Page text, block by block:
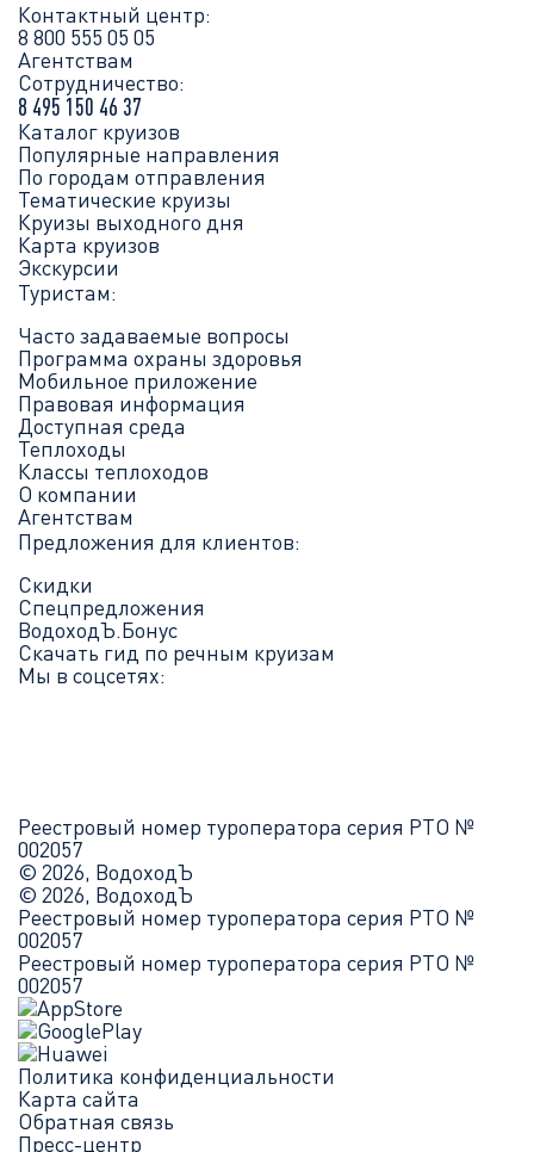
Контактный центр:
8 800 555 05 05
Агентствам
Сотрудничество:
8 495 150 46 37
Каталог круизов
Популярные направления
По городам отправления
Тематические круизы
Круизы выходного дня
Карта круизов
Экскурсии
Туристам:
Часто задаваемые вопросы
Программа охраны здоровья
Мобильное приложение
Правовая информация
Доступная среда
Теплоходы
Классы теплоходов
О компании
Агентствам
Предложения для клиентов:
Скидки
Спецпредложения
ВодоходЪ.Бонус
Скачать гид по речным круизам
Мы в соцсетях:
Реестровый номер туроператора серия РТО №
002057
© 2026, ВодоходЪ
© 2026, ВодоходЪ
Реестровый номер туроператора серия РТО №
002057
Реестровый номер туроператора серия РТО №
002057
Политика конфиденциальности
Карта сайта
Обратная связь
Пресс-центр